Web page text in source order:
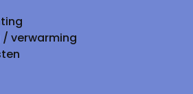
verwarming